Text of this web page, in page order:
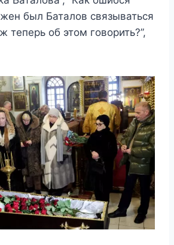
был Баталов связываться
теперь об этом говорить?”,